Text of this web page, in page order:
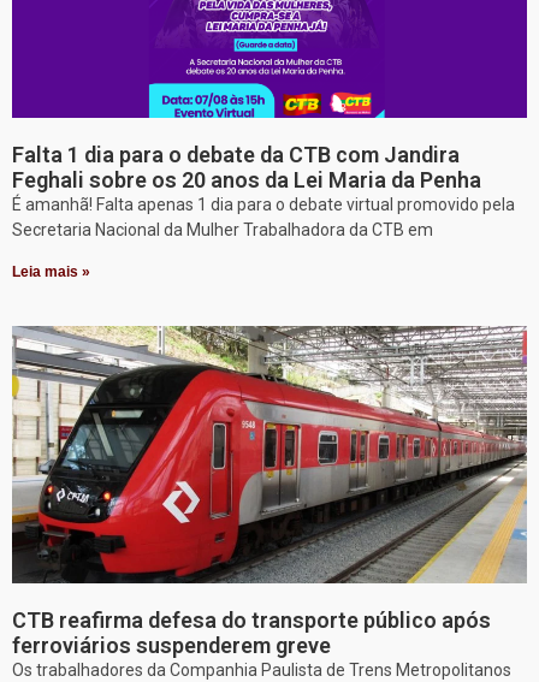
Falta 1 dia para o debate da CTB com Jandira
Feghali sobre os 20 anos da Lei Maria da Penha
É amanhã! Falta apenas 1 dia para o debate virtual promovido pela
Secretaria Nacional da Mulher Trabalhadora da CTB em
Leia mais »
CTB reafirma defesa do transporte público após
ferroviários suspenderem greve
Os trabalhadores da Companhia Paulista de Trens Metropolitanos